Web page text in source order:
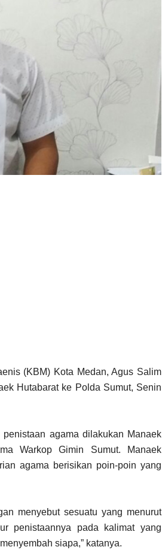
(KBM) Kota Medan, Agus Salim
Hutabarat ke Polda Sumut, Senin
agama dilakukan Manaek
Warkop Gimin Sumut. Manaek
agama berisikan poin-poin yang
menyebut sesuatu yang menurut
penistaannya pada kalimat yang
siapa,” katanya.